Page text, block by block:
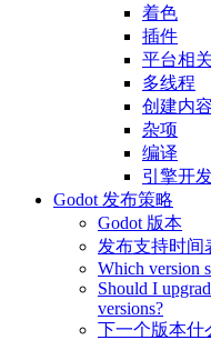
着色
插件
平台相关
多线程
创建内容
杂项
编译
引擎开
Godot 发布策略
Godot 版本
发布支持时间
Which version
Should I
versions?
下一个版本什